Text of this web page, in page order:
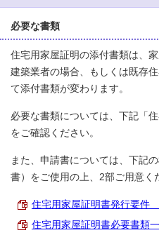
必要な書類
住宅用家屋証明の添付書類は、
建築業者の場合、もしくは既存
て添付書類が変わります。
必要な書類については、下記「
をご確認ください。
また、申請書については、下記
書）をご使用の上、2部ご用意く
住宅用家屋証明書発行要件
住宅用家屋証明書必要書類